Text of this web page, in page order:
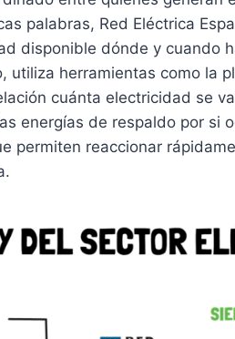
palabras, Red Eléctrica
disponible dónde y cuando
utiliza herramientas como la
cuánta electricidad se
energías de respaldo por si
permiten reaccionar